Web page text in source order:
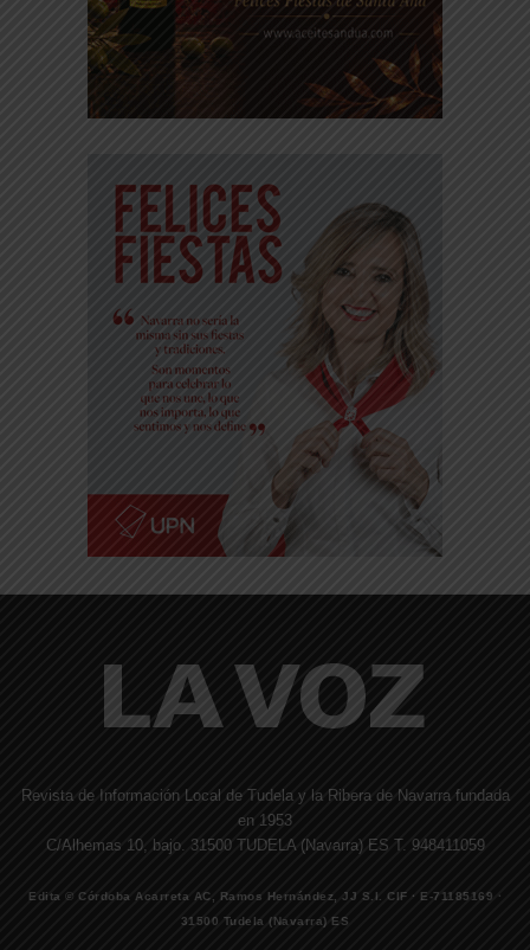
Revista de Información Local de Tudela y la Ribera de Navarra fundada
en 1953
C/Alhemas 10, bajo. 31500 TUDELA (Navarra) ES T. 948411059
Edita © Córdoba Acarreta AC, Ramos Hernández, JJ S.I. CIF · E-71185169 ·
31500 Tudela (Navarra) ES